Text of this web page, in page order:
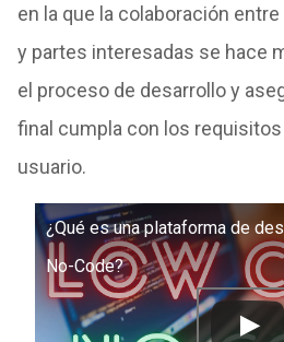
en la que la colaboración
y partes interesadas se hace
el proceso de desarrollo y
final cumpla con los
usuario.
¿Qué es una plataforma de
No-Code?